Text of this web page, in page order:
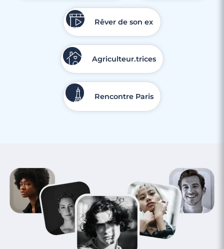
Rêver de son ex
Agriculteur.trices
Rencontre Paris